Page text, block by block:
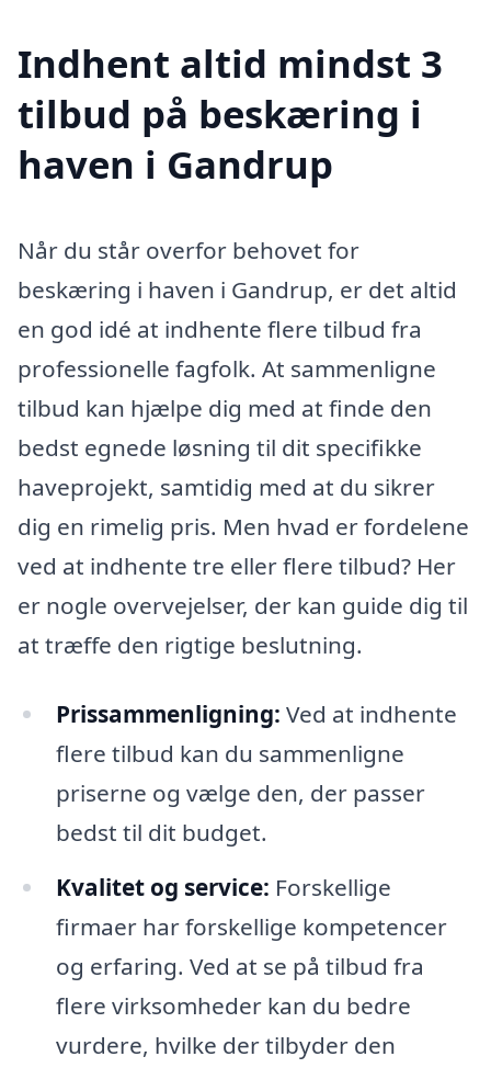
Indhent altid mindst 3
tilbud på beskæring i
haven i Gandrup
Når du står overfor behovet for
beskæring i haven i Gandrup, er det altid
en god idé at indhente flere tilbud fra
professionelle fagfolk. At sammenligne
tilbud kan hjælpe dig med at finde den
bedst egnede løsning til dit specifikke
haveprojekt, samtidig med at du sikrer
dig en rimelig pris. Men hvad er fordelene
ved at indhente tre eller flere tilbud? Her
er nogle overvejelser, der kan guide dig til
at træffe den rigtige beslutning.
Prissammenligning: Ved at indhente
flere tilbud kan du sammenligne
priserne og vælge den, der passer
bedst til dit budget.
Kvalitet og service: Forskellige
firmaer har forskellige kompetencer
og erfaring. Ved at se på tilbud fra
flere virksomheder kan du bedre
vurdere, hvilke der tilbyder den